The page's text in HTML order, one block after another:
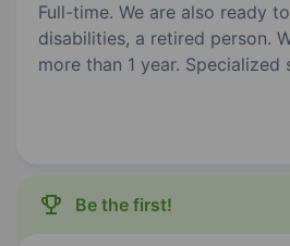
Full-time. We are also ready
disabilities, a retired person.
more than 1 year. Specialized
запрошує на роботуАвтослюсаря
Діагностика та ремонт
Be the first!